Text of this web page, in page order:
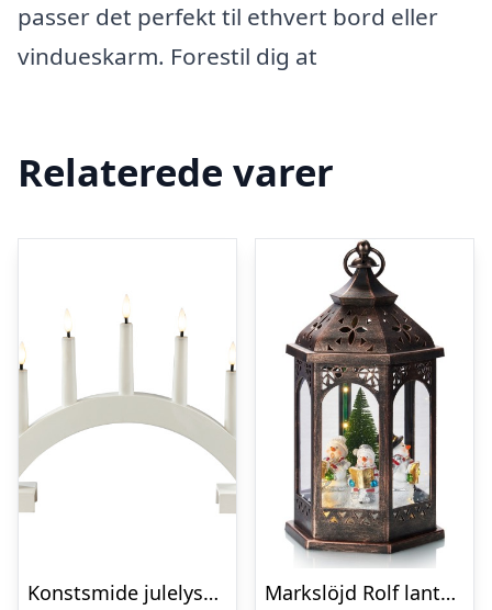
passer det perfekt til ethvert bord eller
vindueskarm. Forestil dig at
Relaterede varer
Konstsmide julelysestage
Markslöjd Rolf lanterne